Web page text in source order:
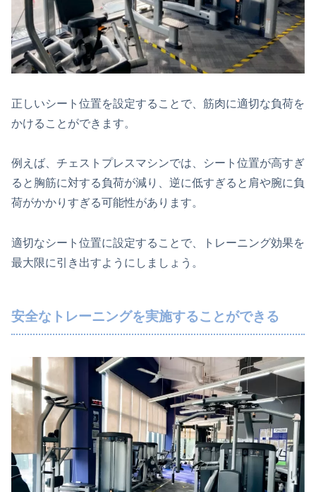
正しいシート位置を設定することで、筋肉に適切な負荷を
かけることができます。
例えば、チェストプレスマシンでは、シート位置が高すぎ
ると胸筋に対する負荷が減り、逆に低すぎると肩や腕に負
荷がかかりすぎる可能性があります。
適切なシート位置に設定することで、トレーニング効果を
最大限に引き出すようにしましょう。
安全なトレーニングを実施することができる